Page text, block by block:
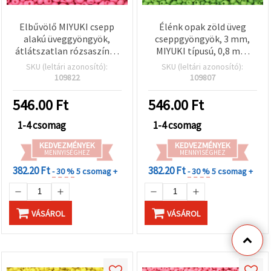
Elbűvölő MIYUKI csepp
alakú üveggyöngyök,
átlátszatlan rózsaszín, 4
mm, lyuk: 1 mm – 10 g
(~115 db)
SKU (leltári azonosító):
109822
546.00 Ft
1-4 csomag
KEDVEZMÉNYEK
MENNYISÉGHEZ
382.20 Ft- 30 %5 csomag +
VÁSÁROL
Élénk opak zöld üveg
cseppgyöngyök, 3 mm,
MIYUKI típusú, 0,8 mm
furat – 10 g-os csomag
(~260 db),
gyöngyfűzéshez
SKU (leltári azonosító):
109807
546.00 Ft
1-4 csomag
KEDVEZMÉNYEK
MENNYISÉGHEZ
382.20 Ft- 30 %5 csomag +
VÁSÁROL